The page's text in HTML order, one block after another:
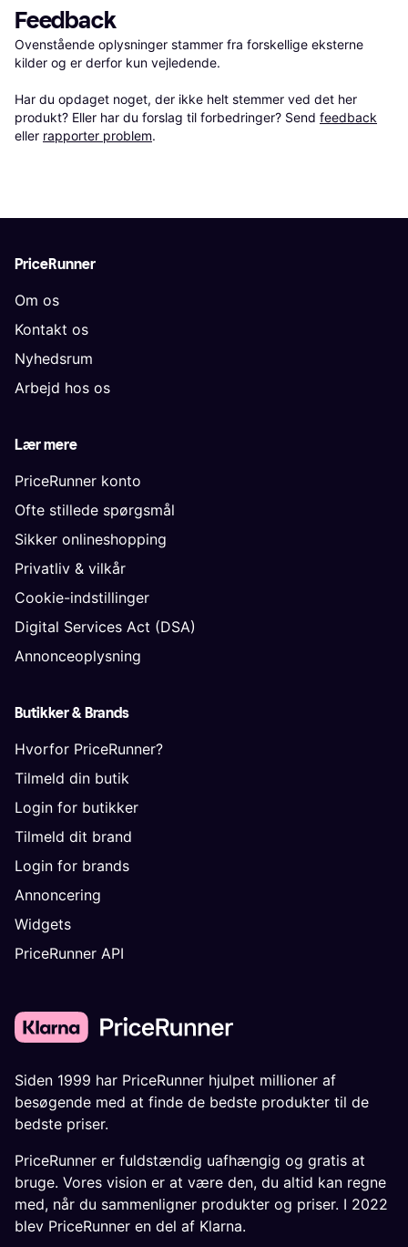
Feedback
Ovenstående oplysninger stammer fra forskellige eksterne
kilder og er derfor kun vejledende.
Har du opdaget noget, der ikke helt stemmer ved det her
produkt? Eller har du forslag til forbedringer? Send feedback
eller rapporter problem.
PriceRunner
Om os
Kontakt os
Nyhedsrum
Arbejd hos os
Lær mere
PriceRunner konto
Ofte stillede spørgsmål
Sikker onlineshopping
Privatliv & vilkår
Cookie-indstillinger
Digital Services Act (DSA)
Annonceoplysning
Butikker & Brands
Hvorfor PriceRunner?
Tilmeld din butik
Login for butikker
Tilmeld dit brand
Login for brands
Annoncering
Widgets
PriceRunner API
Siden 1999 har PriceRunner hjulpet millioner af
besøgende med at finde de bedste produkter til de
bedste priser.
PriceRunner er fuldstændig uafhængig og gratis at
bruge. Vores vision er at være den, du altid kan regne
med, når du sammenligner produkter og priser. I 2022
blev PriceRunner en del af Klarna.